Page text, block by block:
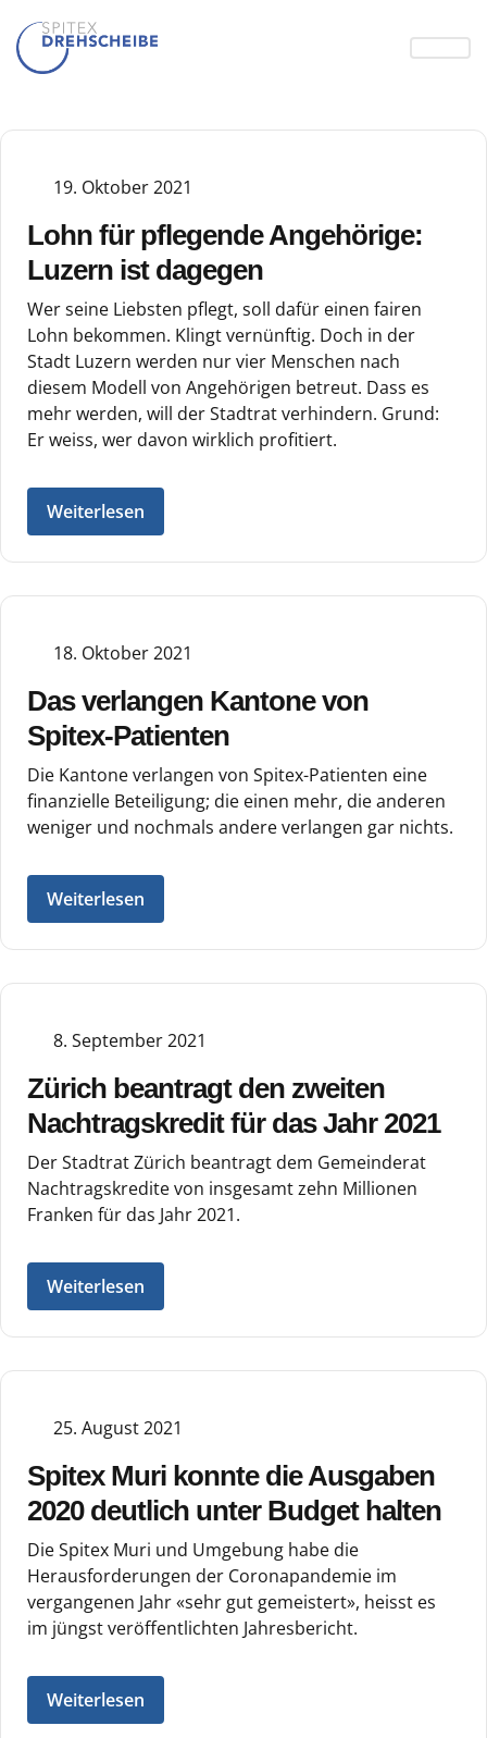
19. Oktober 2021
Lohn für pflegende Angehörige:
Luzern ist dagegen
Wer seine Liebsten pflegt, soll dafür einen fairen
Lohn bekommen. Klingt vernünftig. Doch in der
Stadt Luzern werden nur vier Menschen nach
diesem Modell von Angehörigen betreut. Dass es
mehr werden, will der Stadtrat verhindern. Grund:
Er weiss, wer davon wirklich profitiert.
Weiterlesen
18. Oktober 2021
Das verlangen Kantone von
Spitex-Patienten
Die Kantone verlangen von Spitex-Patienten eine
finanzielle Beteiligung; die einen mehr, die anderen
weniger und nochmals andere verlangen gar nichts.
Weiterlesen
8. September 2021
Zürich beantragt den zweiten
Nachtragskredit für das Jahr 2021
Der Stadtrat Zürich beantragt dem Gemeinderat
Nachtragskredite von insgesamt zehn Millionen
Franken für das Jahr 2021.
Weiterlesen
25. August 2021
Spitex Muri konnte die Ausgaben
2020 deutlich unter Budget halten
Die Spitex Muri und Umgebung habe die
Herausforderungen der Coronapandemie im
vergangenen Jahr «sehr gut gemeistert», heisst es
im jüngst veröffentlichten Jahresbericht.
Weiterlesen